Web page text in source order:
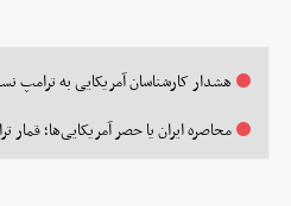
هشدار کارشناسان آمریکایی به ترامپ
محاصره ایران یا حصر آمریکایی‌ها؛